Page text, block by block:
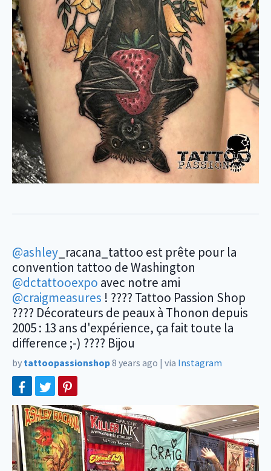
@ashley _racana_tattoo est prête pour la
convention tattoo de Washington
@dctattooexpo avec notre ami
@craigmeasures ! ???? Tattoo Passion Shop
???? Décorateurs de peaux à Thonon depuis
2005 : 13 ans d'expérience, ça fait toute la
difference ;-) ???? Bijou
by tattoopassionshop8 years ago | via Instagram